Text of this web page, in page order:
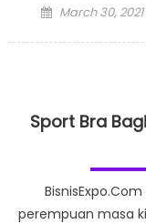
Posted
March 30, 2021
Sport Bra
perempuan masa